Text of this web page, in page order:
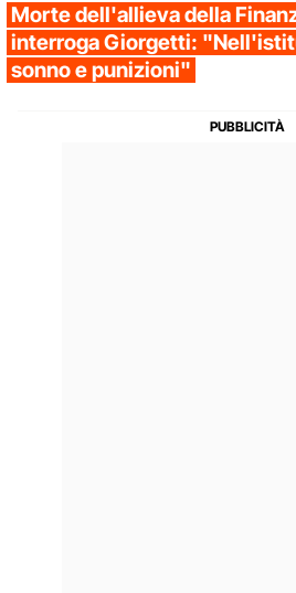
Morte dell'allieva della
interroga Giorgetti:
sonno e punizioni"